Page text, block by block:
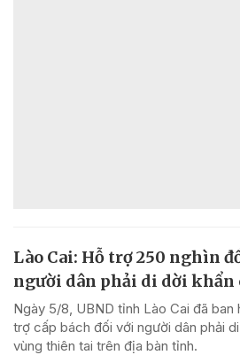
Lào Cai: Hỗ trợ 250 nghìn
người dân phải di dời khẩn
Ngày 5/8, UBND tỉnh Lào Cai đã ban
trợ cấp bách đối với người dân phải
vùng thiên tai trên địa bàn tỉnh.